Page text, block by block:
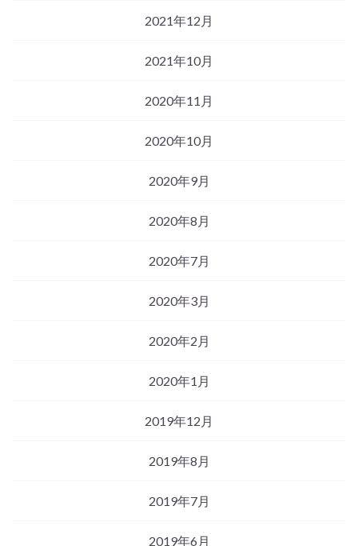
2021年12月
2021年10月
2020年11月
2020年10月
2020年9月
2020年8月
2020年7月
2020年3月
2020年2月
2020年1月
2019年12月
2019年8月
2019年7月
2019年6月